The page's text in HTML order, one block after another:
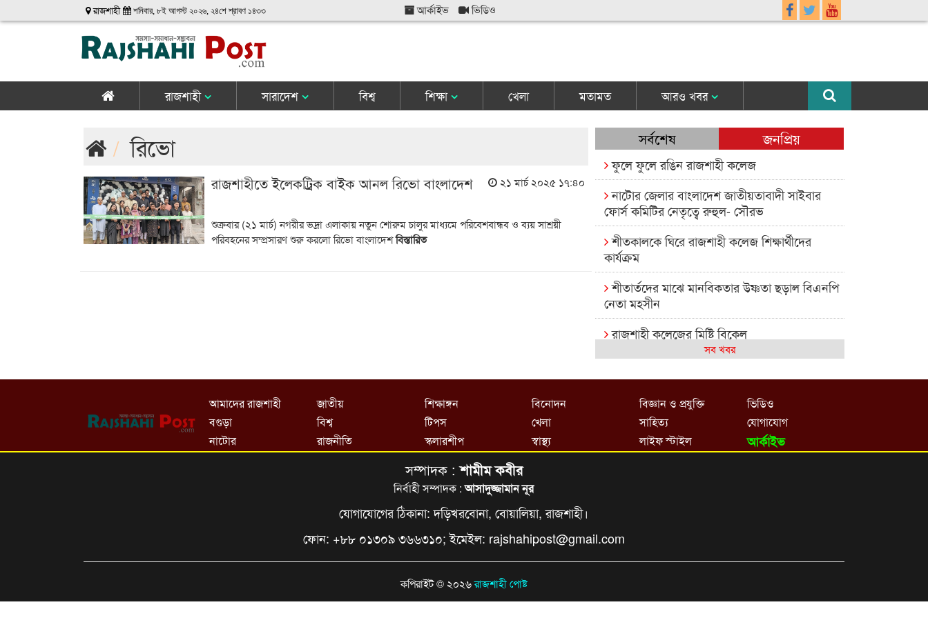
রাজশাহী শনিবার, ৮ই আগস্ট ২০২৬, ২৪শে শ্রাবণ ১৪৩৩ আর্কাইভ ভিডিও
রাজশাহী সারাদেশ বিশ্ব শিক্ষা খেলা মতামত আরও খবর
রিভো
রাজশাহীতে ইলেকট্রিক বাইক আনল রিভো বাংলাদেশ ২১ মার্চ ২০২৫ ১৭:৪০
শুক্রবার (২১ মার্চ) নগরীর ভদ্রা এলাকায় নতুন শোরুম চালুর মাধ্যমে পরিবেশবান্ধব ও ব্যয় সাশ্রয়ী
পরিবহনের সম্প্রসারণ শুরু করলো রিভো বাংলাদেশবিস্তারিত
সর্বশেষ জনপ্রিয়
ফুলে ফুলে রঙিন রাজশাহী কলেজ
নাটোর জেলার বাংলাদেশ জাতীয়তাবাদী সাইবার
ফোর্স কমিটির নেতৃত্বে রুহুল- সৌরভ
শীতকালকে ঘিরে রাজশাহী কলেজ শিক্ষার্থীদের
কার্যক্রম
শীতার্তদের মাঝে মানবিকতার উষ্ণতা ছড়াল বিএনপি
নেতা মহসীন
রাজশাহী কলেজের মিষ্টি বিকেল
কেমন আছে আমাদের দেশের মধ্যবিত্তরা
রাজশাহী কলেজ ক্যারিয়ার ক্লাবের নেতৃত্বে ইসমাইল-
রাজশাইন একাডেমির ফল প্রকাশ ও পুরস্কার বিতরণ
খেলার মাঠে বানানো হয়েছে গর্ত ঝুঁকিতে
আষাড়িয়াদহর দুই বিদ্যালয়
সব খবর
আমাদের রাজশাহী
বগুড়া
নাটোর
জাতীয়
বিশ্ব
রাজনীতি
শিক্ষাঙ্গন
টিপস
স্কলারশীপ
বিনোদন
খেলা
স্বাস্থ্য
বিজ্ঞান ও প্রযুক্তি
সাহিত্য
লাইফ স্টাইল
ভিডিও
যোগাযোগ
আর্কাইভ
সম্পাদক : শামীম কবীর
নির্বাহী সম্পাদক :আসাদুজ্জামান নূর
যোগাযোগের ঠিকানা: দড়িখরবোনা, বোয়ালিয়া, রাজশাহী।
ফোন: +৮৮ ০১৩০৯ ৩৬৬৩১০; ইমেইল: rajshahipost@gmail.com
কপিরাইট © ২০২৬রাজশাহী পোষ্ট